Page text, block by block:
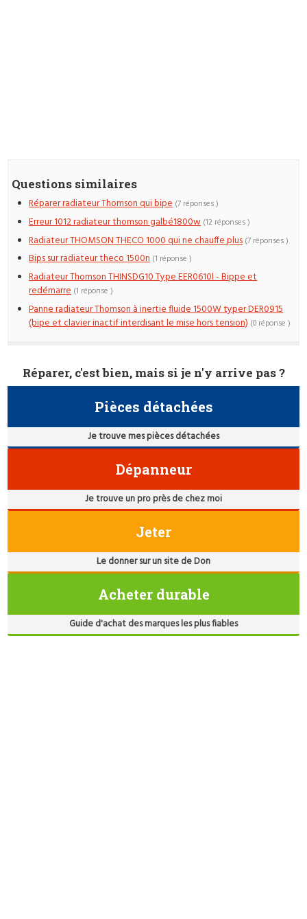
Questions similaires
Réparer radiateur Thomson qui bipe (7 réponses )
Erreur 1012 radiateur thomson galbé1800w (12 réponses )
Radiateur THOMSON THECO 1000 qui ne chauffe plus (7 réponses )
Bips sur radiateur theco 1500n (1 réponse )
Radiateur Thomson THINSDG10 Type EER0610l - Bippe et
redémarre (1 réponse )
Panne radiateur Thomson à inertie fluide 1500W typer DER0915
(bipe et clavier inactif interdisant le mise hors tension) (0 réponse )
Réparer, c'est bien, mais si je n'y arrive pas ?
Pièces détachées
Je trouve mes pièces détachées
Dépanneur
Je trouve un pro près de chez moi
Jeter
Le donner sur un site de Don
Acheter durable
Guide d'achat des marques les plus fiables